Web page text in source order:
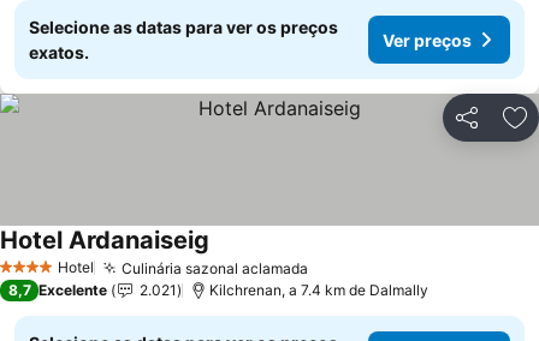
Selecione as datas para ver os preços
exatos.
Ver preços
Partilhar
4 EstrelasHotel Culinária sazonal aclamada
Hotel Ardanaiseig
8,7 Excelente 2.021 Kilchrenan, a 7.4 km de Dalmally